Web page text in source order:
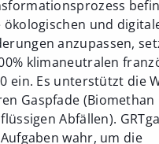
ökologischen und
anzupassen,
klimaneutralen
ein. Es unterstützt die
Gaspfade (Biomethan
Abfällen).
wahr, um die